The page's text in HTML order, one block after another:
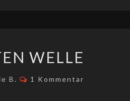
WELLE
B. Kommentare
1 Kommentar